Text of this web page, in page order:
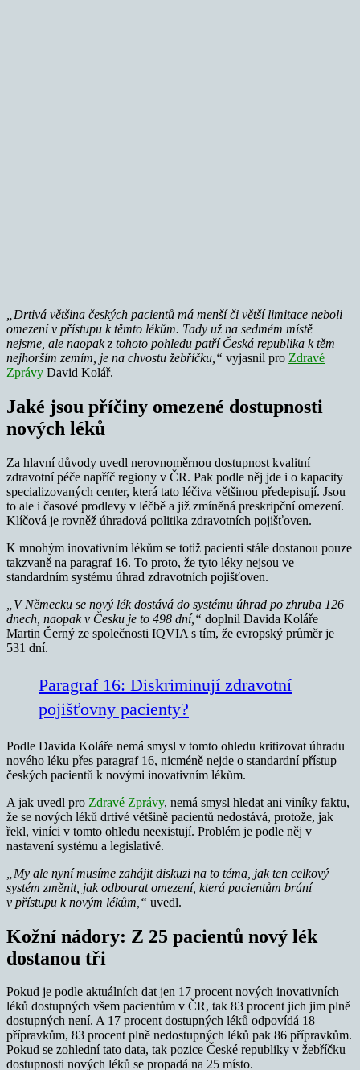
„Drtivá většina českých pacientů má menší či větší limitace neboli
omezení v přístupu k těmto lékům. Tady už na sedmém místě
nejsme, ale naopak z tohoto pohledu patří Česká republika k těm
nejhorším zemím, je na chvostu žebříčku,“ vyjasnil pro Zdravé
Zprávy David Kolář.
Jaké jsou příčiny omezené dostupnosti
nových léků
Za hlavní důvody uvedl nerovnoměrnou dostupnost kvalitní
zdravotní péče napříč regiony v ČR. Pak podle něj jde i o kapacity
specializovaných center, která tato léčiva většinou předepisují. Jsou
to ale i časové prodlevy v léčbě a již zmíněná preskripční omezení.
Klíčová je rovněž úhradová politika zdravotních pojišťoven.
K mnohým inovativním lékům se totiž pacienti stále dostanou pouze
takzvaně na paragraf 16. To proto, že tyto léky nejsou ve
standardním systému úhrad zdravotních pojišťoven.
„V Německu se nový lék dostává do systému úhrad po zhruba 126
dnech, naopak v Česku je to 498 dní,“ doplnil Davida Koláře
Martin Černý ze společnosti IQVIA s tím, že evropský průměr je
531 dní.
Paragraf 16: Diskriminují zdravotní
pojišťovny pacienty?
Podle Davida Koláře nemá smysl v tomto ohledu kritizovat úhradu
nového léku přes paragraf 16, nicméně nejde o standardní přístup
českých pacientů k novými inovativním lékům.
A jak uvedl pro Zdravé Zprávy, nemá smysl hledat ani viníky faktu,
že se nových léků drtivé většině pacientů nedostává, protože, jak
řekl, viníci v tomto ohledu neexistují. Problém je podle něj v
nastavení systému a legislativě.
„My ale nyní musíme zahájit diskuzi na to téma, jak ten celkový
systém změnit, jak odbourat omezení, která pacientům brání
v přístupu k novým lékům,“ uvedl.
Kožní nádory: Z 25 pacientů nový lék
dostanou tři
Pokud je podle aktuálních dat jen 17 procent nových inovativních
léků dostupných všem pacientům v ČR, tak 83 procent jich jim plně
dostupných není. A 17 procent dostupných léků odpovídá 18
přípravkům, 83 procent plně nedostupných léků pak 86 přípravkům.
Pokud se zohlední tato data, tak pozice České republiky v žebříčku
dostupnosti nových léků se propadá na 25 místo.